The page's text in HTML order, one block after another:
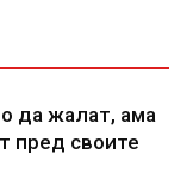
да жалат, ама
пред своите